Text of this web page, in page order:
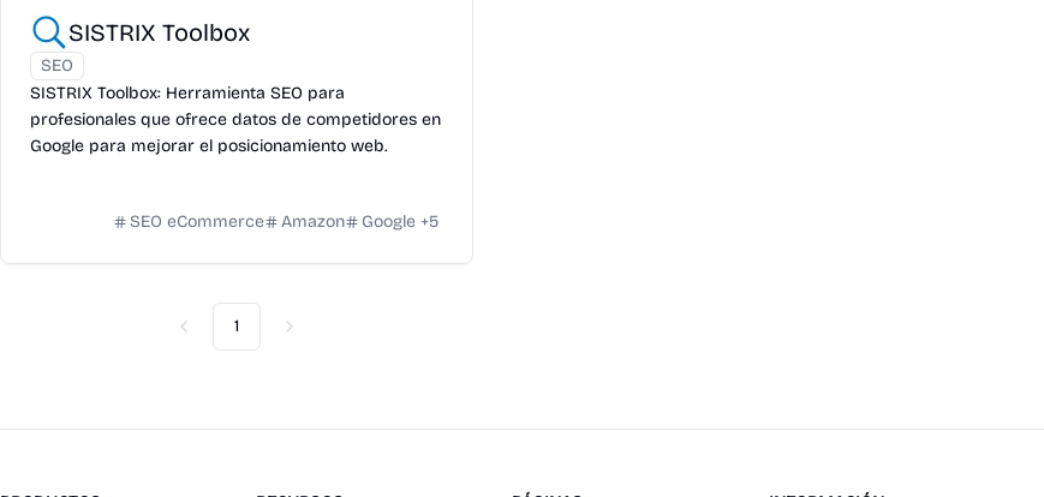
SISTRIX Toolbox
SEO
SISTRIX Toolbox: Herramienta SEO para
profesionales que ofrece datos de competidores en
Google para mejorar el posicionamiento web.
SEO eCommerce Amazon Google +5
Previous
1 Next